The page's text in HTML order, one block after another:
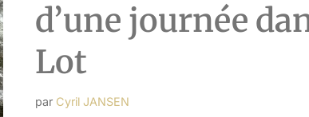
d’une journée
Lot
par Cyril JANSEN